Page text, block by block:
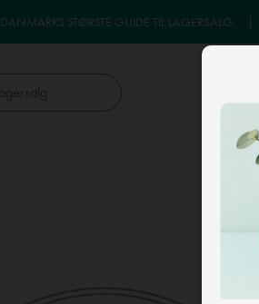
DANMARKS STØRSTE GUIDE TIL LAGERSALG |